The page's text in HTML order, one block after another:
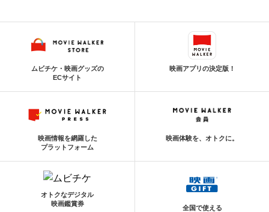
ムビチケ・映画グッズの
ECサイト
映画アプリの決定版！
映画情報を網羅した
プラットフォーム
映画体験を、オトクに。
オトクなデジタル
映画鑑賞券
全国で使える